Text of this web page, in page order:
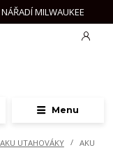
MILWAUKEE
Menu
AKU UTAHOVÁKY
AKU